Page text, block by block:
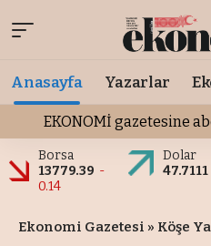
Anasayfa Yazarlar
EKONOMİ gazetesine
Borsa
13779.39 -
0.14
Dolar
47.7111
Ekonomi Gazetesi » Köşe